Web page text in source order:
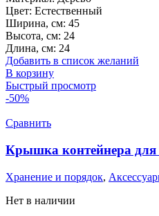
Цвет: Естественный
Ширина, см: 45
Высота, см: 24
Длина, см: 24
Добавить в список желаний
В корзину
Быстрый просмотр
-50%
Сравнить
Крышка контейнера
Хранение и порядок,
Нет в наличии